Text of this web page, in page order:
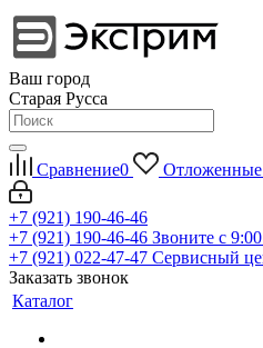
Ваш город
Старая Русса
Сравнение0 Отложенные
+7 (921) 190-46-46
+7 (921) 190-46-46 Звоните с
+7 (921) 022-47-47 Сервисный
Заказать звонок
Каталог